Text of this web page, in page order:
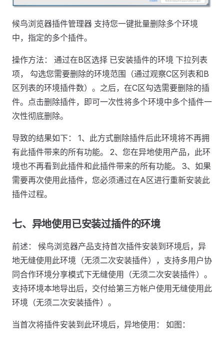
候鸟浏览器插件管理器 支持您一键批量删除多个环境
中，指定的多个插件。
操作方法： 通过在B区选择 已安装插件的环境 下拉列表
项， 勾选您需要删除的环境范围（通过观察C区列表和B
区列表的环境插件数）。之后，在C区勾选需要删除的插
件。点击删除插件，即可一次性将多个环境中多个插件一
次性彻底删除。
导致的结果如下： 1、此方式删除插件后此环境将不再拥
有此插件带来的所有功能。 2、您在异地使用产品，此环
境也不再看到此插件和此插件带来的所有功能。 3、如果
需要再次使用此插件，您必须通过在A区进行重新安装此
插件过程。
七、异地使用已安装过插件的环境
前述： 候鸟浏览器产品支持首次插件安装到环境后，异
地无缝使用此环境（无须二次安装插件），支持多用户协
同合作环境分享模式下无缝使用（无须二次安装插件）。
支持环境本地导出后，交付给第三方帐户使用无缝使用此
环境（无须二次安装插件）。
当首次将插件安装到此环境后，异地使用： 如图：